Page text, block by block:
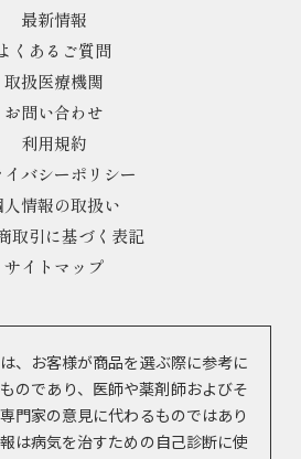
最新情報
よくあるご質問
取扱医療機関
お問い合わせ
利用規約
イバシーポリシー
人情報の取扱い
取引に基づく表記
サイトマップ
、お客様が商品を選ぶ際に参考に
のであり、医師や薬剤師およびそ
門家の意見に代わるものではあり
は病気を治すための自己診断に使